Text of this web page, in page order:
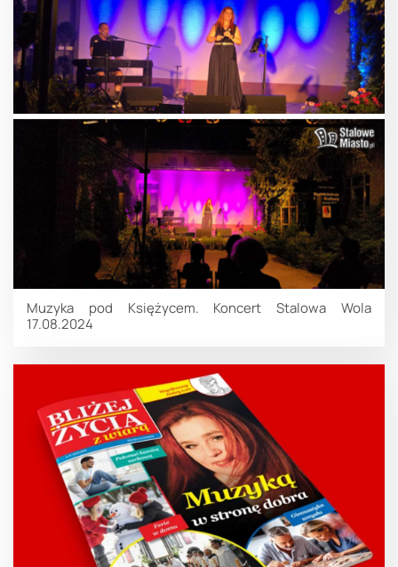
Muzyka pod Księżycem. Koncert Stalowa Wola
17.08.2024